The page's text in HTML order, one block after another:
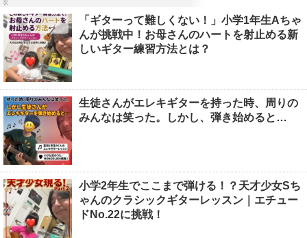
「ギターって難しくない！」小学1年生Aちゃ
んが挑戦中！お母さんのハートを射止める新
しいギター練習方法とは？
生徒さんがエレキギターを持った時、周りの
みんなは笑った。しかし、弾き始めると…
小学2年生でここまで弾ける！？天才少女Sち
ゃんのクラシックギターレッスン｜エチュー
ドNo.22に挑戦！